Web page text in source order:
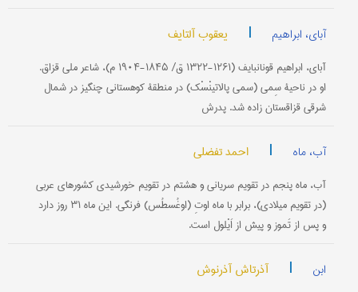
آبای، ابراهیم | یعقوب آلتایف
آبای، ابراهیم قونانبایف (۱۲۶۱-۱۳۲۲ ق/ ۱۸۴۵-۱۹۰۴ م)، شاعر ملی قزاق.
او در ناحیۀ سِمی (سمی پالاتینْسْک) در منطقۀ کوهستانی چنگیز در شمال
شرقی قزاقستان زاده شد. پدرش
آب، ماه | احمد تفضلی
آب، ماه پنجم در تقویم سریانی و هشتم در تقویم خورشیدی کشورهای عربی
(در تقویم میلادی)، برابر با ماه اوتِ (اوغُسطُس) فرنگی. این ماه ۳۱ روز دارد
و پس از تَموز و پیش از اَیْلول است.
ابن | آذرتاش آذرنوش